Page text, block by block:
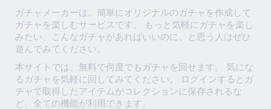
ガチャメーカーは、簡単にオリジナルのガチャを作成して
ガチャを楽しむサービスです。 もっと気軽にガチャを楽し
みたい、こんなガチャがあればいいのに、と思う人はぜひ
遊んでみてください。
本サイトでは、無料で何度でもガチャを回せます。 気にな
るガチャを気軽に回してみてください。 ログインするとガ
チャで取得したアイテムがコレクションに保存されるな
ど、全ての機能が利用できます。